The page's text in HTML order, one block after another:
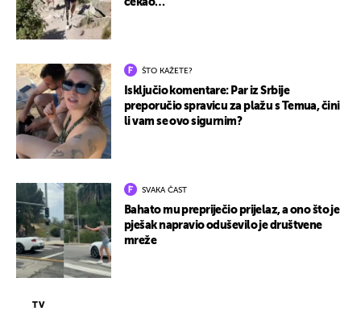
čekao…
ŠTO KAŽETE?
Isključio komentare: Par iz Srbije
preporučio spravicu za plažu s Temua, čini
li vam se ovo sigurnim?
SVAKA ČAST
Bahato mu prepriječio prijelaz, a ono što je
pješak napravio oduševilo je društvene
mreže
TV